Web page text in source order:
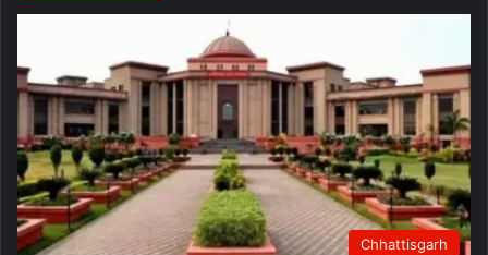
Chhattisgarh